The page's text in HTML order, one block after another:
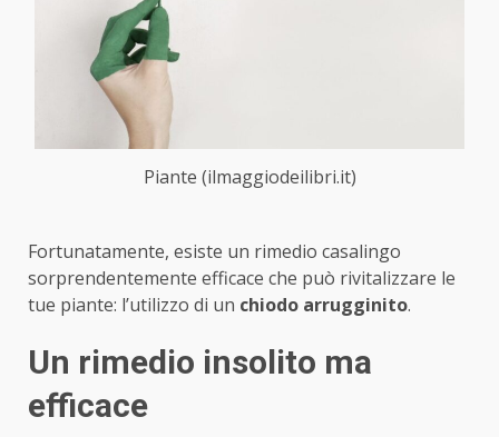
Piante (ilmaggiodeilibri.it)
Fortunatamente, esiste un rimedio casalingo
sorprendentemente efficace che può rivitalizzare le
tue piante: l’utilizzo di un chiodo arrugginito.
Un rimedio insolito ma
efficace